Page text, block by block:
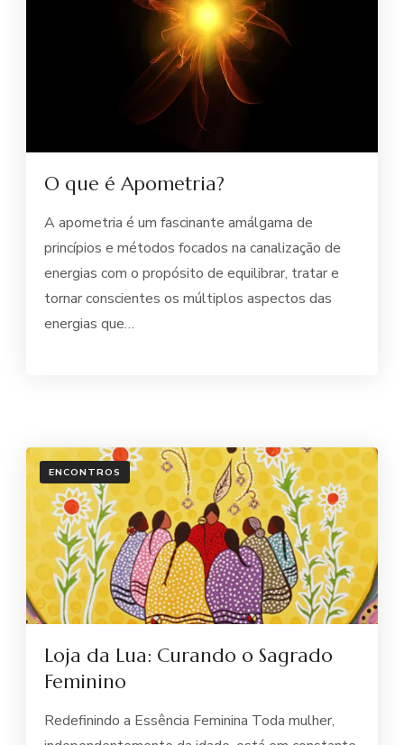
O que é Apometria?
A apometria é um fascinante amálgama de
princípios e métodos focados na canalização de
energias com o propósito de equilibrar, tratar e
tornar conscientes os múltiplos aspectos das
energias que…
ENCONTROS
Loja da Lua: Curando o Sagrado
Feminino
Redefinindo a Essência Feminina Toda mulher,